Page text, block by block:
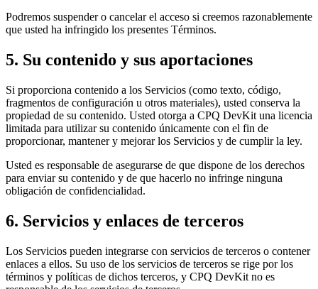
Podremos suspender o cancelar el acceso si creemos razonablemente
que usted ha infringido los presentes Términos.
5. Su contenido y sus aportaciones
Si proporciona contenido a los Servicios (como texto, código,
fragmentos de configuración u otros materiales), usted conserva la
propiedad de su contenido. Usted otorga a CPQ DevKit una licencia
limitada para utilizar su contenido únicamente con el fin de
proporcionar, mantener y mejorar los Servicios y de cumplir la ley.
Usted es responsable de asegurarse de que dispone de los derechos
para enviar su contenido y de que hacerlo no infringe ninguna
obligación de confidencialidad.
6. Servicios y enlaces de terceros
Los Servicios pueden integrarse con servicios de terceros o contener
enlaces a ellos. Su uso de los servicios de terceros se rige por los
términos y políticas de dichos terceros, y CPQ DevKit no es